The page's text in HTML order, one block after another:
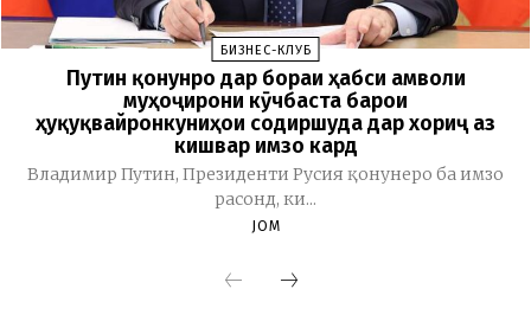
БИЗНЕС-КЛУБ
Путин қонунро дар бораи ҳабси амволи
муҳоҷирони кӯчбаста барои
ҳуқуқвайронкуниҳои содиршуда дар хориҷ аз
кишвар имзо кард
Владимир Путин, Президенти Русия қонунеро ба имзо
расонд, ки...
JOM